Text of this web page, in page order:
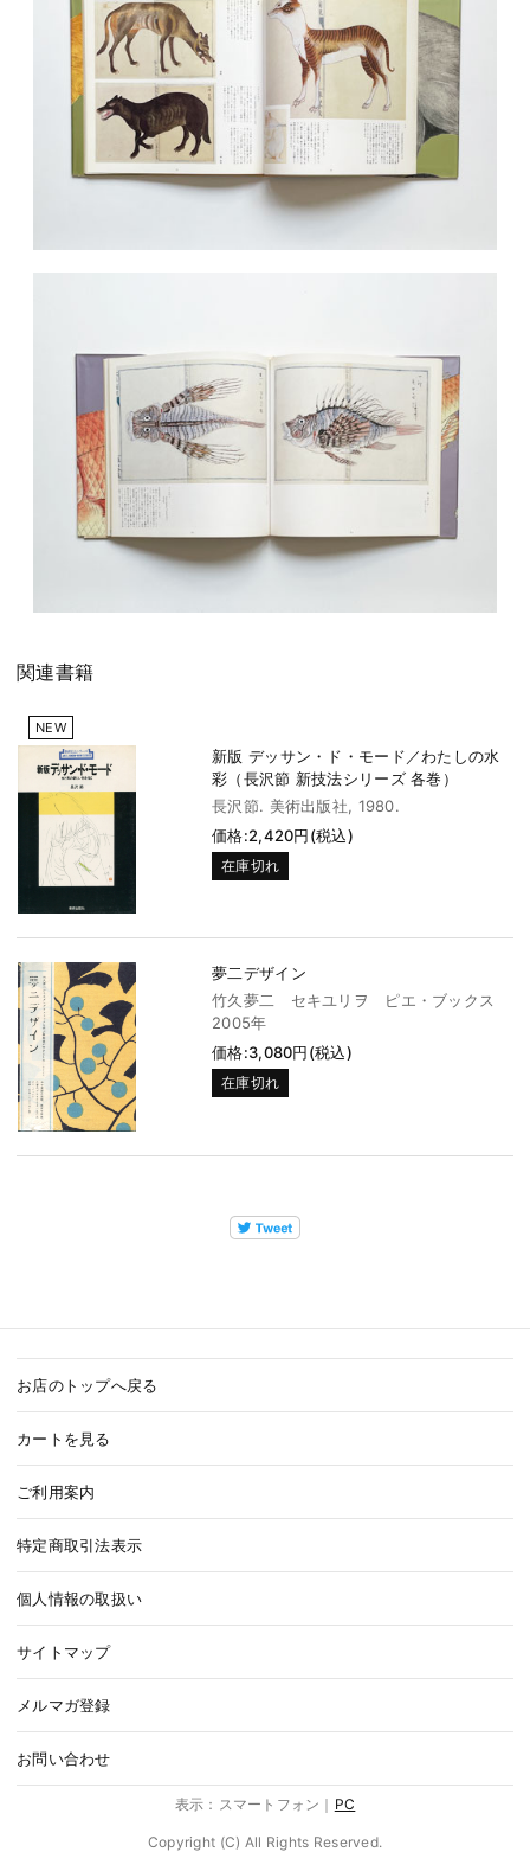
関連書籍
NEW
新版 デッサン・ド・モード／わたしの水
彩（長沢節 新技法シリーズ 各巻）
長沢節. 美術出版社, 1980.
価格:2,420円(税込)
在庫切れ
夢二デザイン
竹久夢二 セキユリヲ ピエ・ブックス
2005年
価格:3,080円(税込)
在庫切れ
お店のトップへ戻る
カートを見る
ご利用案内
特定商取引法表示
個人情報の取扱い
サイトマップ
メルマガ登録
お問い合わせ
表示：スマートフォン｜ PC
Copyright (C) All Rights Reserved.